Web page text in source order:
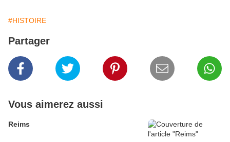
#HISTOIRE
Partager
Vous aimerez aussi
Reims